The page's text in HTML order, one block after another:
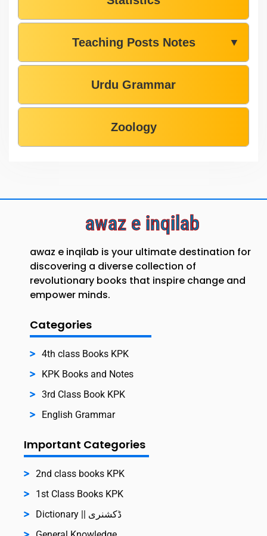
Teaching Posts Notes ▼
Urdu Grammar
Zoology
awaz e inqilab
awaz e inqilab is your ultimate destination for
discovering a diverse collection of
revolutionary books that inspire change and
empower minds.
Categories
4th class Books KPK
KPK Books and Notes
3rd Class Book KPK
English Grammar
Important Categories
2nd class books KPK
1st Class Books KPK
Dictionary || ڈکشنری